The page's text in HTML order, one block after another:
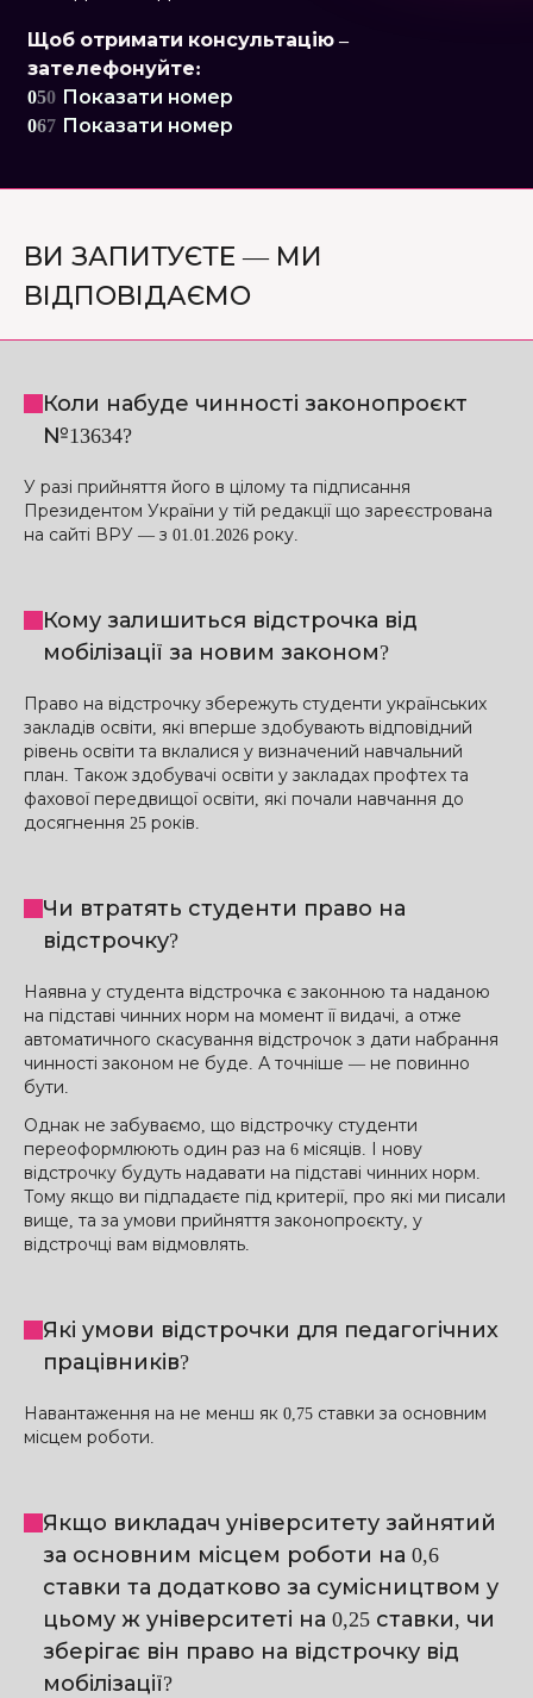
Щоб отримати консультацію –
зателефонуйте:
050 Показати номер
067 Показати номер
ВИ ЗАПИТУЄТЕ — МИ
ВІДПОВІДАЄМО
Коли набуде чинності законопроєкт
№13634?
У разі прийняття його в цілому та підписання
Президентом України у тій редакції що зареєстрована
на сайті ВРУ — з 01.01.2026 року.
Кому залишиться відстрочка від
мобілізації за новим законом?
Право на відстрочку збережуть студенти українських
закладів освіти, які вперше здобувають відповідний
рівень освіти та вклалися у визначений навчальний
план. Також здобувачі освіти у закладах профтех та
фахової передвищої освіти, які почали навчання до
досягнення 25 років.
Чи втратять студенти право на
відстрочку?
Наявна у студента відстрочка є законною та наданою
на підставі чинних норм на момент її видачі, а отже
автоматичного скасування відстрочок з дати набрання
чинності законом не буде. А точніше — не повинно
бути.
Однак не забуваємо, що відстрочку студенти
переоформлюють один раз на 6 місяців. І нову
відстрочку будуть надавати на підставі чинних норм.
Тому якщо ви підпадаєте під критерії, про які ми писали
вище, та за умови прийняття законопроєкту, у
відстрочці вам відмовлять.
Які умови відстрочки для педагогічних
працівників?
Навантаження на не менш як 0,75 ставки за основним
місцем роботи.
Якщо викладач університету зайнятий
за основним місцем роботи на 0,6
ставки та додатково за сумісництвом у
цьому ж університеті на 0,25 ставки, чи
зберігає він право на відстрочку від
мобілізації?